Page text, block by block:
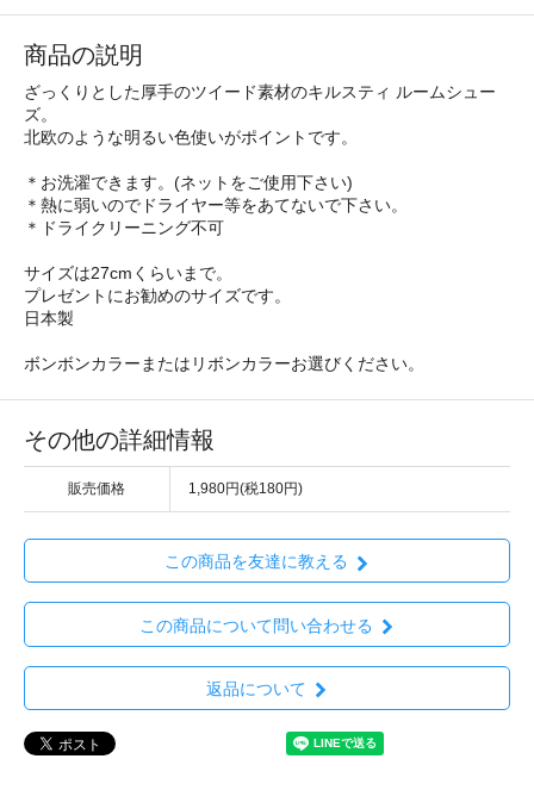
商品の説明
ざっくりとした厚手のツイード素材のキルスティ ルームシュー
ズ。
北欧のような明るい色使いがポイントです。
＊お洗濯できます。(ネットをご使用下さい)
＊熱に弱いのでドライヤー等をあてないで下さい。
＊ドライクリーニング不可
サイズは27cmくらいまで。
プレゼントにお勧めのサイズです。
日本製
ボンボンカラーまたはリボンカラーお選びください。
その他の詳細情報
販売価格 1,980円(税180円)
この商品を友達に教える
この商品について問い合わせる
返品について